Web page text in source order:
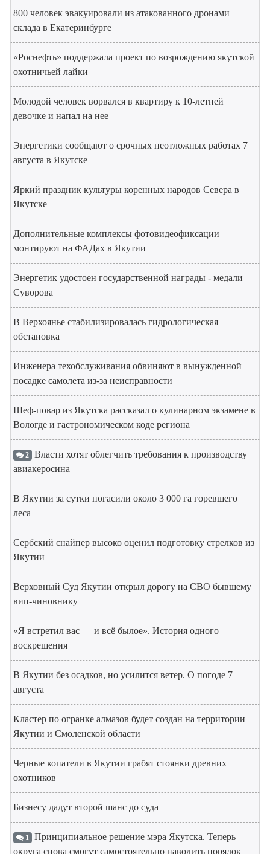
800 человек эвакуировали из атакованного дронами
склада в Екатеринбурге
«Роснефть» поддержала проект по возрождению якутской
охотничьей лайки
Молодой человек ворвался в квартиру к 10-летней
девочке и напал на нее
Энергетики сообщают о срочных неотложных работах 7
августа в Якутске
Яркий праздник культуры коренных народов Севера в
Якутске
Дополнительные комплексы фотовидеофиксации
монтируют на ФАДах в Якутии
Энергетик удостоен государственной награды - медали
Суворова
В Верхоянье стабилизировалась гидрологическая
обстановка
Инженера техобслуживания обвиняют в вынужденной
посадке самолета из-за неисправности
Шеф-повар из Якутска рассказал о кулинарном экзамене в
Вологде и гастрономическом коде региона
2 Власти хотят облегчить требования к производству
авиакеросина
В Якутии за сутки погасили около 3 000 га горевшего
леса
Сербский снайпер высоко оценил подготовку стрелков из
Якутии
Верховный Суд Якутии открыл дорогу на СВО бывшему
вип-чиновнику
«Я встретил вас — и всё былое». История одного
воскрешения
В Якутии без осадков, но усилится ветер. О погоде 7
августа
Кластер по огранке алмазов будет создан на территории
Якутии и Смоленской области
Черные копатели в Якутии грабят стоянки древних
охотников
Бизнесу дадут второй шанс до суда
1 Принципиальное решение мэра Якутска. Теперь
округа снова смогут самостоятельно наводить порядок